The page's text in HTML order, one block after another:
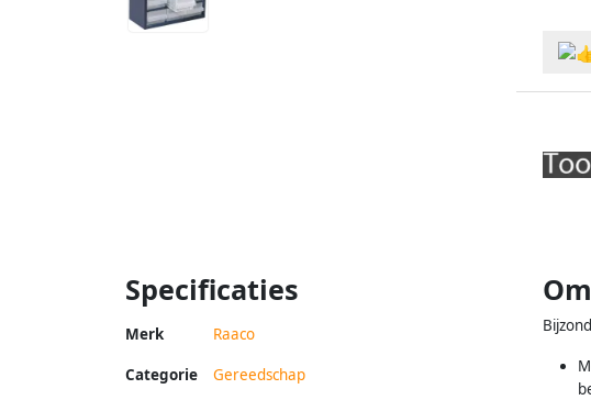
Specificaties
Merk Raaco
Categorie Gereedschap